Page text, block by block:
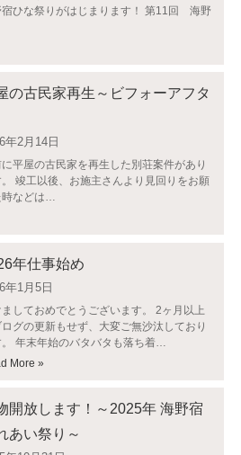
宿ひな祭りがはじまります！ 第11回 海野
の古民家再生～ビフォーアフタ
年2月14日
に平屋の古民家を再生した別荘案件があり
。 竣工以後、お施主さんより見回りをお願
時などは…
年仕事始め
年1月5日
しておめでとうございます。 2ヶ月以上
ログの更新もせず、大変ご無沙汰しており
。 年末年始のバタバタも落ち着…
More »
開放します！～2025年 海野宿
あい祭り～